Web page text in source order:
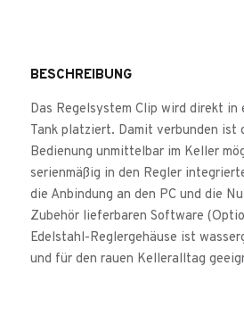
BESCHREIBUNG
Das Regelsystem Clip wird direkt in
Tank platziert. Damit verbunden ist
Bedienung unmittelbar im Keller
serienmäßig in den Regler
die Anbindung an den PC und die
Zubehör lieferbaren Software
Edelstahl-Reglergehäuse ist
und für den rauen Kelleralltag